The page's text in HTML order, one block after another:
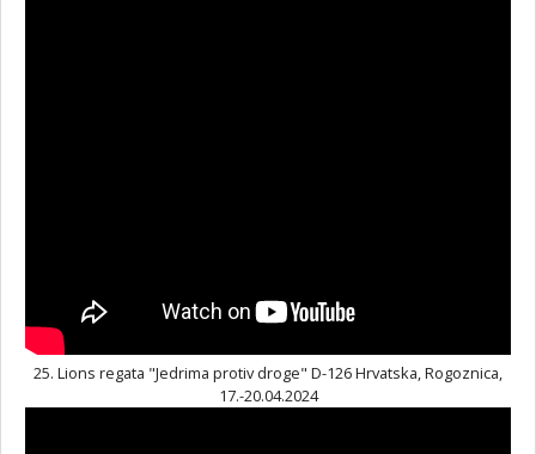
25. Lions regata "Jedrima protiv droge" D-126 Hrvatska, Rogoznica,
17.-20.04.2024